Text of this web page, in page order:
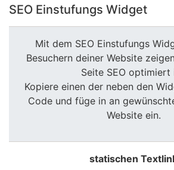
SEO Einstufungs Widget
Mit dem SEO Einstufungs
Besuchern deiner Website
Seite SEO optimiert
Kopiere einen der neben den
Code und füge in an
Website ein.
statischen